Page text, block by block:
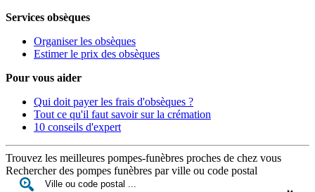
Services obsèques
Organiser les obsèques
Estimer le prix des obsèques
Pour vous aider
Qui doit payer les frais d'obsèques ?
Tout ce qu'il faut savoir sur la crémation
10 conseils d'expert
Trouvez les meilleures pompes-funèbres proches de chez vous
Rechercher des pompes funèbres par ville ou code postal